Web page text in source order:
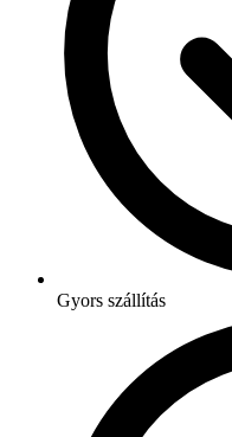
Gyors szállítás